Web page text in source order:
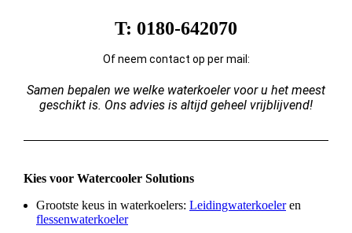
T: 0180-642070
Of neem contact op per mail:
Samen bepalen we welke waterkoeler voor u het meest
geschikt is. Ons advies is altijd geheel vrijblijvend!
Kies voor Watercooler Solutions
Grootste keus in waterkoelers: Leidingwaterkoeleren
flessenwaterkoeler